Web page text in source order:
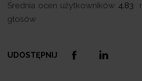
Średnia ocen użytkowników 4.83
głosów
UDOSTĘPNIJ